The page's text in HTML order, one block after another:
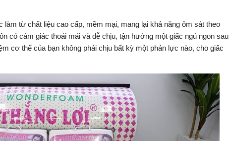
từ chất liệu cao cấp, mềm mại, mang lại khả năng ôm sát theo
có cảm giác thoải mái và dễ chịu, tận hưởng một giấc ngủ ngon sau
cơ thể của bạn không phải chịu bất kỳ một phản lực nào, cho giấc